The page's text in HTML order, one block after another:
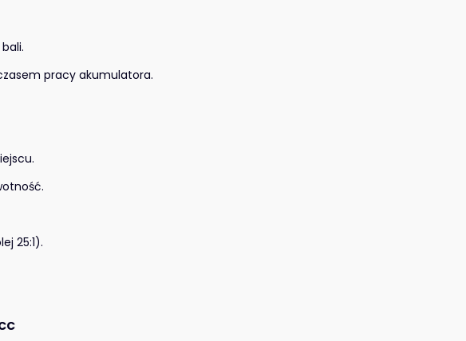
pracy akumulatora.
25:1).